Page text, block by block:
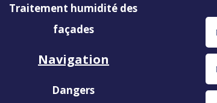
Traitement humidité des
façades
Navigation
Dangers